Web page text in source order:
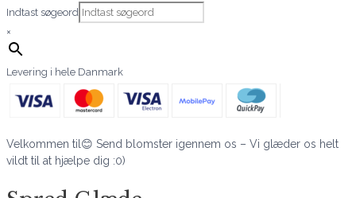
Indtast søgeord
×
Levering i hele Danmark
Velkommen til😊 Send blomster igennem os – Vi glæder os helt
vildt til at hjælpe dig :0)